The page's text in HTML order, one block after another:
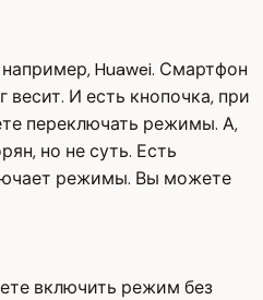
Huawei. Смартфон
И есть кнопочка, при
переключать режимы. А,
но не суть. Есть
режимы. Вы можете
включить режим без